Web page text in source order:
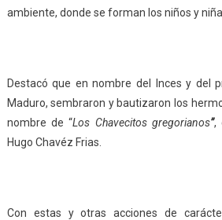
ambiente, donde se forman los niños y
Destacó que en nombre del Inces y del
Maduro, sembraron y bautizaron los
nombre de “Los Chavecitos gregorianos”,
Hugo Chavéz Frias.
Con estas y otras acciones de